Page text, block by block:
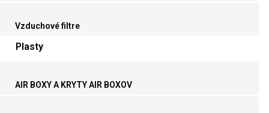
Vzduchové filtre
Plasty
AIR BOXY A KRYTY AIR BOXOV